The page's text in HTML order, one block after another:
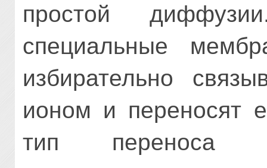
простой
специальные
избирательно
ионом и переносят
тип переноса